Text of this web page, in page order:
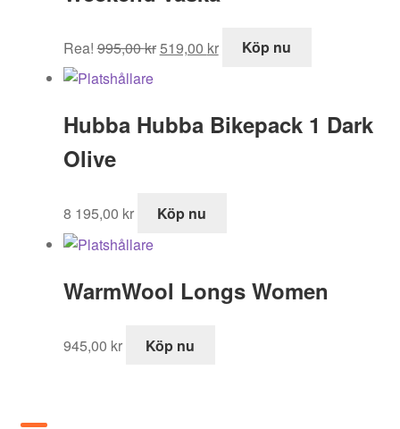
Rea! 995,00kr
ursprungliga
995,00 kr.
519,00 kr
nuvarande
519,00 kr.
Köp nu
Hubba Hubba Bikepack 1 Dark
Olive
8 195,00 kr Köp nu
WarmWool Longs Women
945,00 kr Köp nu